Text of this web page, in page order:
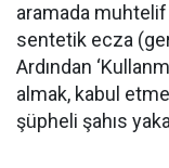
aramada
sentetik ecza
Ardından
almak, kabul
şüpheli şahıs